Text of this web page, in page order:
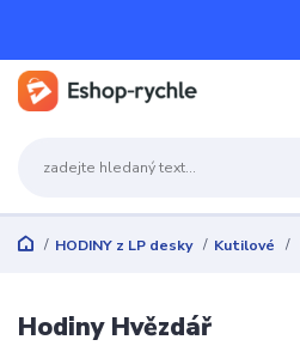
HODINY z LP desky Kutilové
Hodiny Hvězdář